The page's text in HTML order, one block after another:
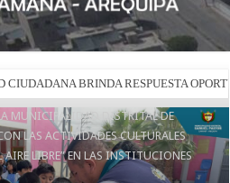
CIUDADANA BRINDA RESPUESTA
LA MUNICIPALIDAD DISTRITAL DE
LAS ACTIVIDADES CULTURALES
LIBRE” EN LAS INSTITUCIONES